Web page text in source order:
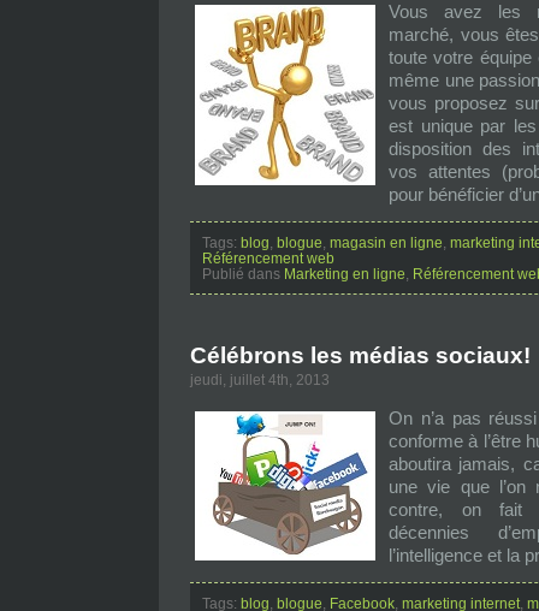
Vous avez les
marché, vous
toute votre équipe
même une
vous proposez
est unique par
disposition des
vos attentes
pour bénéficier
Tags: blog blogue magasin en ligne marketing
Référencement web
Publié dans Marketing en ligne Référencement
Célébrons les médias sociaux!
jeudi, juillet 4th, 2013
On n’a pas
conforme à l’être
aboutira jamais,
une vie que l’on
contre, on fait
décennies
l’intelligence et la
Tags: blog blogue Facebook marketing internet